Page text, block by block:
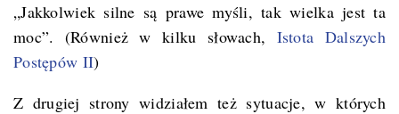
„Jakkolwiek silne są prawe myśli, tak wielka jest ta
moc”. (Również w kilku słowach, Istota Dalszych
Postępów II)
Z drugiej strony widziałem też sytuacje, w których